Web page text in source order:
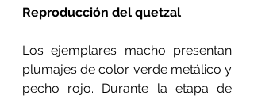
Reproducción del quetzal
Los ejemplares macho presentan
plumajes de color verde metálico y
pecho rojo. Durante la etapa de